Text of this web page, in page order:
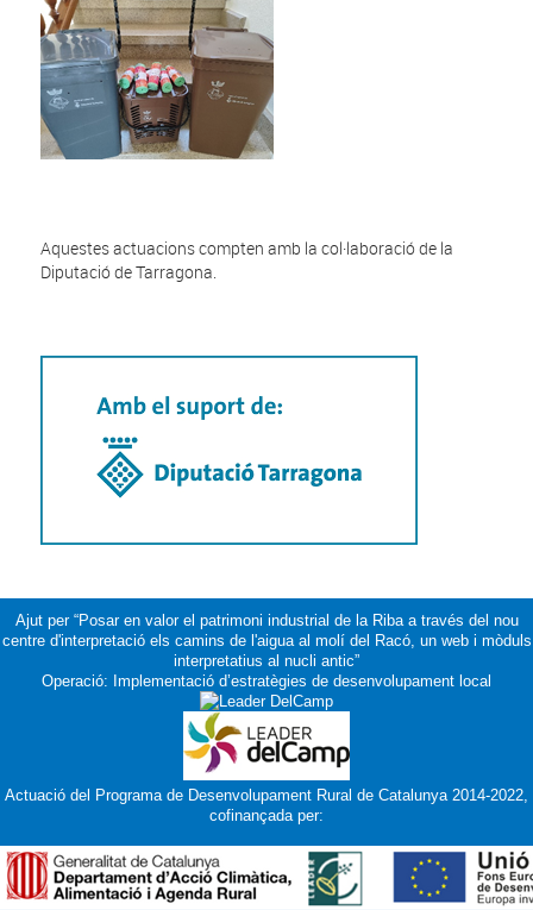
Aquestes actuacions compten amb la col·laboració de la
Diputació de Tarragona.
Ajut per “Posar en valor el patrimoni industrial de la Riba a través del nou
centre d'interpretació els camins de l'aigua al molí del Racó, un web i mòduls
interpretatius al nucli antic”
Operació: Implementació d’estratègies de desenvolupament local
Actuació del Programa de Desenvolupament Rural de Catalunya 2014-2022,
cofinançada per: